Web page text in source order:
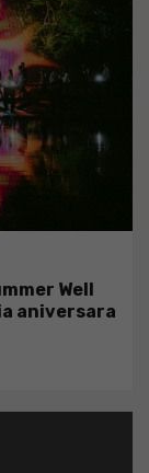
Well
aniversara